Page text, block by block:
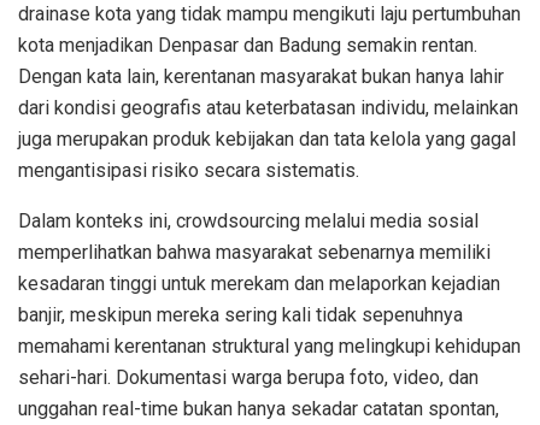
drainase kota yang tidak mampu mengikuti laju pertumbuhan
kota menjadikan Denpasar dan Badung semakin rentan.
Dengan kata lain, kerentanan masyarakat bukan hanya lahir
dari kondisi geografis atau keterbatasan individu, melainkan
juga merupakan produk kebijakan dan tata kelola yang gagal
mengantisipasi risiko secara sistematis.
Dalam konteks ini, crowdsourcing melalui media sosial
memperlihatkan bahwa masyarakat sebenarnya memiliki
kesadaran tinggi untuk merekam dan melaporkan kejadian
banjir, meskipun mereka sering kali tidak sepenuhnya
memahami kerentanan struktural yang melingkupi kehidupan
sehari-hari. Dokumentasi warga berupa foto, video, dan
unggahan real-time bukan hanya sekadar catatan spontan,